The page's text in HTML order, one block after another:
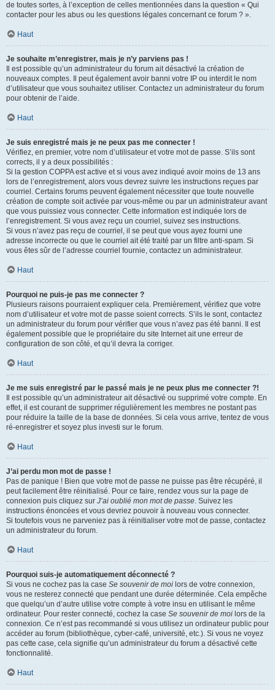
de toutes sortes, à l’exception de celles mentionnées dans la question « Qui
contacter pour les abus ou les questions légales concernant ce forum ? ».
Haut
Je souhaite m’enregistrer, mais je n’y parviens pas !
Il est possible qu’un administrateur du forum ait désactivé la création de
nouveaux comptes. Il peut également avoir banni votre IP ou interdit le nom
d’utilisateur que vous souhaitez utiliser. Contactez un administrateur du forum
pour obtenir de l’aide.
Haut
Je suis enregistré mais je ne peux pas me connecter !
Vérifiez, en premier, votre nom d’utilisateur et votre mot de passe. S’ils sont
corrects, il y a deux possibilités :
Si la gestion COPPA est active et si vous avez indiqué avoir moins de 13 ans
lors de l’enregistrement, alors vous devrez suivre les instructions reçues par
courriel. Certains forums peuvent également nécessiter que toute nouvelle
création de compte soit activée par vous-même ou par un administrateur avant
que vous puissiez vous connecter. Cette information est indiquée lors de
l’enregistrement. Si vous avez reçu un courriel, suivez ses instructions.
Si vous n’avez pas reçu de courriel, il se peut que vous ayez fourni une
adresse incorrecte ou que le courriel ait été traité par un filtre anti-spam. Si
vous êtes sûr de l’adresse courriel fournie, contactez un administrateur.
Haut
Pourquoi ne puis-je pas me connecter ?
Plusieurs raisons pourraient expliquer cela. Premièrement, vérifiez que votre
nom d’utilisateur et votre mot de passe soient corrects. S’ils le sont, contactez
un administrateur du forum pour vérifier que vous n’avez pas été banni. Il est
également possible que le propriétaire du site Internet ait une erreur de
configuration de son côté, et qu’il devra la corriger.
Haut
Je me suis enregistré par le passé mais je ne peux plus me connecter ?!
Il est possible qu’un administrateur ait désactivé ou supprimé votre compte. En
effet, il est courant de supprimer régulièrement les membres ne postant pas
pour réduire la taille de la base de données. Si cela vous arrive, tentez de vous
ré-enregistrer et soyez plus investi sur le forum.
Haut
J’ai perdu mon mot de passe !
Pas de panique ! Bien que votre mot de passe ne puisse pas être récupéré, il
peut facilement être réinitialisé. Pour ce faire, rendez vous sur la page de
connexion puis cliquez sur J’ai oublié mon mot de passe. Suivez les
instructions énoncées et vous devriez pouvoir à nouveau vous connecter.
Si toutefois vous ne parveniez pas à réinitialiser votre mot de passe, contactez
un administrateur du forum.
Haut
Pourquoi suis-je automatiquement déconnecté ?
Si vous ne cochez pas la case Se souvenir de moi lors de votre connexion,
vous ne resterez connecté que pendant une durée déterminée. Cela empêche
que quelqu’un d’autre utilise votre compte à votre insu en utilisant le même
ordinateur. Pour rester connecté, cochez la case Se souvenir de moi lors de la
connexion. Ce n’est pas recommandé si vous utilisez un ordinateur public pour
accéder au forum (bibliothèque, cyber-café, université, etc.). Si vous ne voyez
pas cette case, cela signifie qu’un administrateur du forum a désactivé cette
fonctionnalité.
Haut